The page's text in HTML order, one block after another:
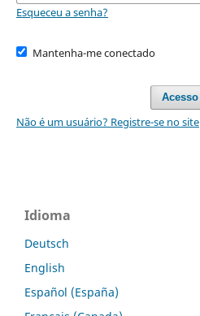
Esqueceu a senha?
Mantenha-me conectado
Acesso
Não é um usuário? Registre-se no site
Idioma
Deutsch
English
Español (España)